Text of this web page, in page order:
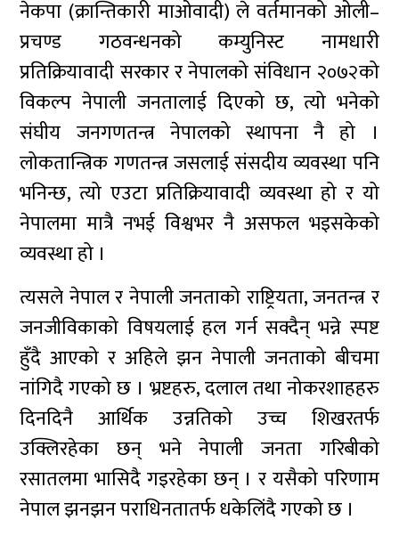
नेकपा (क्रान्तिकारी माओवादी) ले वर्तमानको ओली–
प्रचण्ड गठवन्धनको कम्युनिस्ट नामधारी
प्रतिक्रियावादी सरकार र नेपालको संविधान २०७२को
विकल्प नेपाली जनतालाई दिएको छ, त्यो भनेको
संघीय जनगणतन्त्र नेपालको स्थापना नै हो ।
लोकतान्त्रिक गणतन्त्र जसलाई संसदीय व्यवस्था पनि
भनिन्छ, त्यो एउटा प्रतिक्रियावादी व्यवस्था हो र यो
नेपालमा मात्रै नभई विश्वभर नै असफल भइसकेको
व्यवस्था हो ।
त्यसले नेपाल र नेपाली जनताको राष्ट्रियता, जनतन्त्र र
जनजीविकाको विषयलाई हल गर्न सक्दैन् भन्ने स्पष्ट
हुँदै आएको र अहिले झन नेपाली जनताको बीचमा
नांगिदै गएको छ । भ्रष्टहरु, दलाल तथा नोकरशाहहरु
दिनदिनै आर्थिक उन्नतिको उच्च शिखरतर्फ
उक्लिरहेका छन् भने नेपाली जनता गरिबीको
रसातलमा भासिदै गइरहेका छन् । र यसैको परिणाम
नेपाल झनझन पराधिनतातर्फ धकेलिंदै गएको छ ।